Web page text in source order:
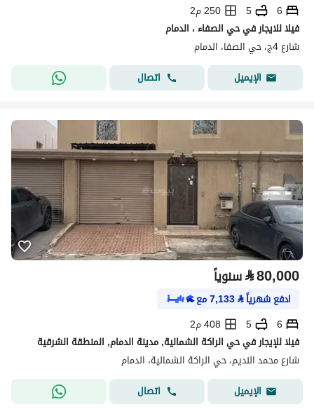
6
5
250 م2
فيلا للايجار في حي الصفاء ، الدمام
شارع 4ج، حي الصفا، الدمام
الإيميل
اتصال
⃁80,000 سنوياً
ادفع شهرياً⃁
7,133مع
6
5
408 م2
فيلا للإيجار في حي الراكة الشمالية, مدينة الدمام, المنطقة الشرقية
شارع محمد النديم، حي الراكة الشمالية، الدمام
الإيميل
اتصال